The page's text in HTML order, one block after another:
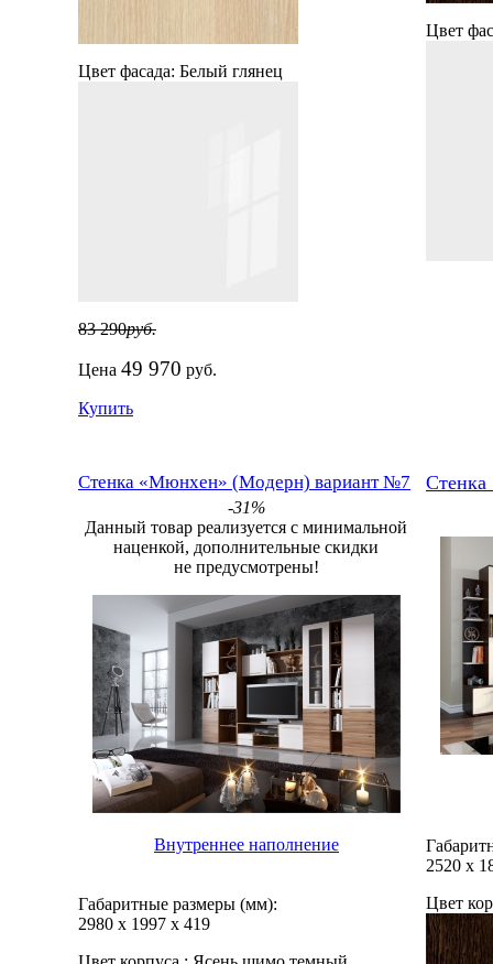
Цвет фасада: Белый глянец
83 290руб.
Цена 49 970 руб.
Купить
Цвет
Стенка «Мюнхен» (Модерн) вариант №7
-31%
Данный товар реализуется с минимальной
наценкой, дополнительные скидки
не предусмотрены!
Внутреннее наполнение
Габаритные размеры (мм):
2980 х 1997 х 419
2520 х
Цвет